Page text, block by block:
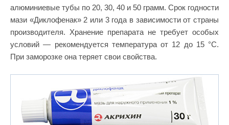
алюминиевые тубы по 20, 30, 40 и 50 грамм. Срок годности
мази «Диклофенак» 2 или 3 года в зависимости от страны
производителя. Хранение препарата не требует особых
условий — рекомендуется температура от 12 до 15 °C.
При заморозке она теряет свои свойства.